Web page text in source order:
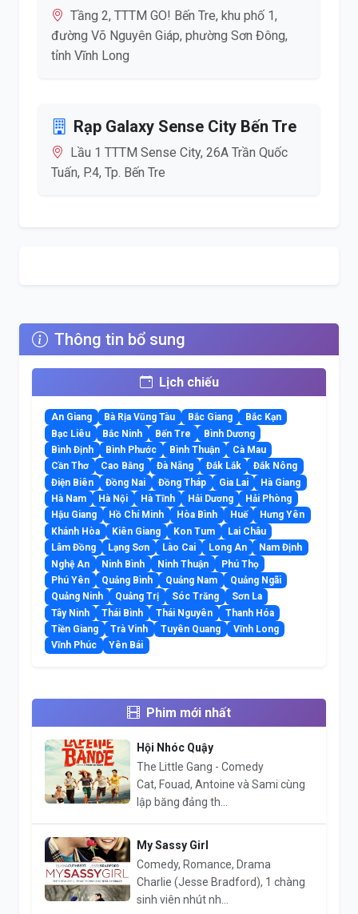
Tầng 2, TTTM GO! Bến Tre, khu phố 1,
đường Võ Nguyên Giáp, phường Sơn Đông,
tỉnh Vĩnh Long
Rạp Galaxy Sense City Bến Tre
Lầu 1 TTTM Sense City, 26A Trần Quốc
Tuấn, P.4, Tp. Bến Tre
Thông tin bổ sung
Lịch chiếu
An Giang Bà Rịa Vũng Tàu Bắc Giang
Bắc Kạn
Bạc Liêu
Bắc Ninh Bến Tre
Bình Dương
Bình Định
Bình Phước Bình Thuận
Cà Mau
Cần Thơ
Cao Bằng Đà Nẵng Đắk Lắk
Đắk Nông
Điện Biên
Đồng Nai Đồng Tháp Gia Lai
Hà Giang
Hà Nam
Hà Nội Hà Tĩnh Hải Dương
Hải Phòng
Hậu Giang
Hồ Chí Minh Hòa Bình Huế
Hưng Yên
Khánh Hòa
Kiên Giang Kon Tum
Lai Châu
Lâm Đồng
Lạng Sơn Lào Cai Long An
Nam Định
Nghệ An
Ninh Bình Ninh Thuận
Phú Thọ
Phú Yên
Quảng Bình Quảng Nam
Quảng Ngãi
Quảng Ninh
Quảng Trị Sóc Trăng
Sơn La
Tây Ninh
Thái Bình Thái Nguyên
Thanh Hóa
Tiền Giang
Trà Vinh Tuyên Quang
Vĩnh Long
Vĩnh Phúc
Yên Bái
Phim mới nhất
Hội Nhóc Quậy
The Little Gang - Comedy
Cat, Fouad, Antoine và Sami cùng
lập băng đảng th...
My Sassy Girl
Comedy, Romance, Drama
Charlie (Jesse Bradford), 1 chàng
sinh viên nhút nh...